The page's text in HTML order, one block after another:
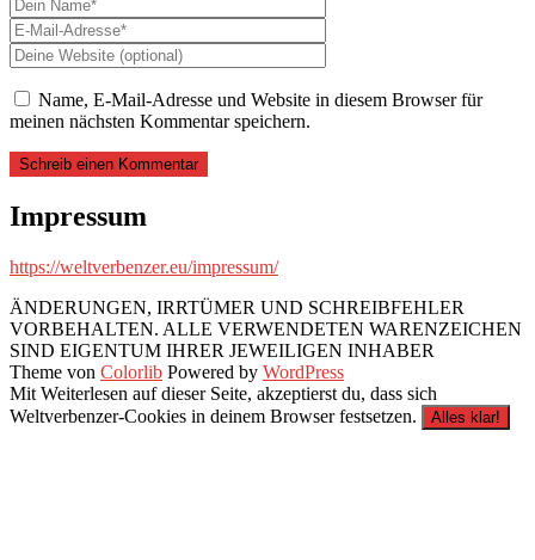
Name, E-Mail-Adresse und Website in diesem Browser für
meinen nächsten Kommentar speichern.
Impressum
https://weltverbenzer.eu/impressum/
ÄNDERUNGEN, IRRTÜMER UND SCHREIBFEHLER
VORBEHALTEN. ALLE VERWENDETEN WARENZEICHEN
SIND EIGENTUM IHRER JEWEILIGEN INHABER
Theme von Colorlib Powered by WordPress
Mit Weiterlesen auf dieser Seite, akzeptierst du, dass sich
Weltverbenzer-Cookies in deinem Browser festsetzen.
Alles klar!